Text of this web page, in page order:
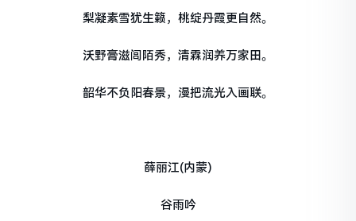
梨凝素雪犹生籁，桃绽丹霞更自然。
沃野膏滋闾陌秀，清霖润养万家田。
韶华不负阳春景，漫把流光入画联。
薛丽江(内蒙)
谷雨吟